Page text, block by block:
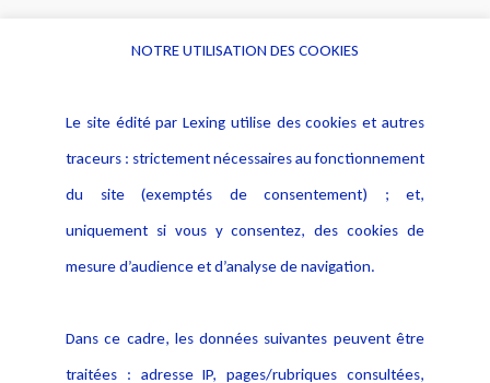
Alerte professionnelle
Déclaration d'accessibilité
Notice Légale
Politique de protection des
données
Publications
NOTRE UTILISATION DES COOKIES
Le site édité par Lexing utilise des cookies et autres
traceurs : strictement nécessaires au fonctionnement
du site (exemptés de consentement) ; et,
uniquement si vous y consentez, des cookies de
mesure d’audience et d’analyse de navigation.
Dans ce cadre, les données suivantes peuvent être
traitées : adresse IP, pages/rubriques consultées,